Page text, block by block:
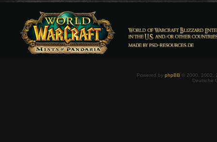
Powered by phpBB © 2000, 2002,
Deutsche